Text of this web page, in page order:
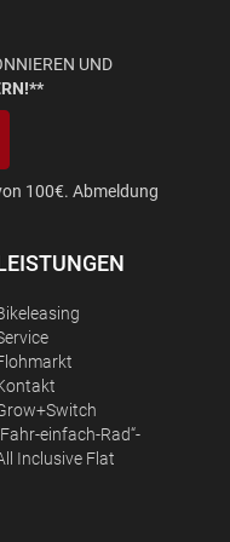
UND
100€. Abmeldung
einfach-Rad“-
Inclusive Flat